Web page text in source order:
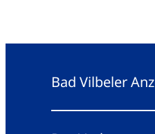
Bad Vilbeler